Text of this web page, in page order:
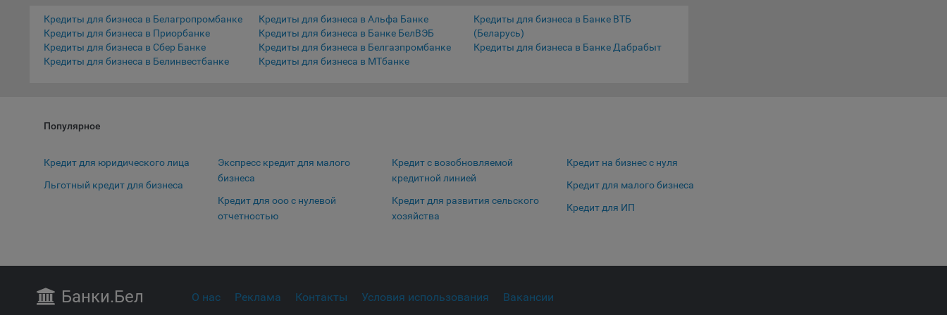
Подробнее о параметрах управления можно ознакомиться, перейдя по внешним
ссылкам, ведущим на соответствующие страницы сайтов основных браузеров:
Firefox
16. Пользователь всегда может направить сообщение с имеющимся у него
вопросом, в части использования файлов сookie, на электронную почту
предпочтения пользователей Сайта, в том числе наиболее и наименее
Сохранить мои изменения Сохранить по умолчанию
Кредиты для бизнеса в Белагропромбанке
Кредиты для бизнеса в Приорбанке
Кредиты для бизнеса в Сбер Банке
Кредиты для бизнеса в Белинвестбанке
Кредиты для бизнеса в Альфа Банке
Кредиты для бизнеса в Банке БелВЭБ
Кредиты для бизнеса в Белгазпромбанке
Кредиты для бизнеса в МТбанке
Кредиты для бизнеса в Банке ВТБ
(Беларусь)
Кредиты для бизнеса в Банке Дабрабыт
Популярное
Кредит для юридического лица
Льготный кредит для бизнеса
Экспресс кредит для малого
бизнеса
Кредит для ооо с нулевой
отчетностью
Кредит с возобновляемой
кредитной линией
Кредит для развития сельского
хозяйства
Кредит на бизнес с нуля
Кредит для малого бизнеса
Кредит для ИП
Банки.Бел О нас Реклама Контакты Условия использования Вакансии